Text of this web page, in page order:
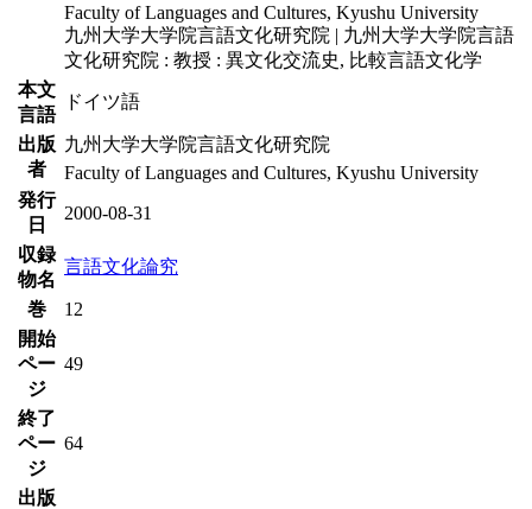
Faculty of Languages and Cultures, Kyushu University
九州大学大学院言語文化研究院 | 九州大学大学院言語
文化研究院 : 教授 : 異文化交流史, 比較言語文化学
本文
言語
ドイツ語
出版
者
九州大学大学院言語文化研究院
Faculty of Languages and Cultures, Kyushu University
発行
日
2000-08-31
収録
物名
言語文化論究
巻
12
開始
ペー
ジ
49
終了
ペー
ジ
64
出版